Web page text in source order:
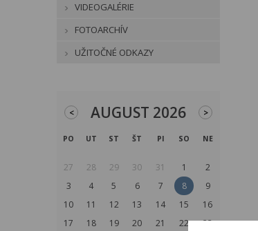
VIDEOGALÉRIE
FOTOARCHÍV
UŽITOČNÉ ODKAZY
< AUGUST 2026 >
PO UT ST ŠT PI SO NE
27 28 29 30 31 1
2
3
4 5 6 7 8
9
10
11 12 13 14 15
16
17
18 19 20 21 22
23